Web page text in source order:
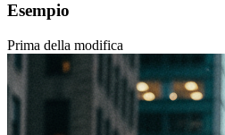
Esempio
Prima della modifica